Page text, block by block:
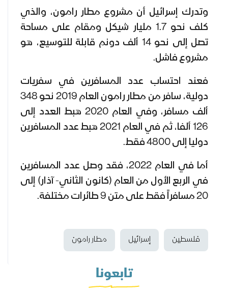
وتدرك إسرائيل أن مشروع مطار رامون، والذي
كلف نحو 1.7 مليار شيكل ومقام على مساحة
تصل إلى نحو 14 ألف دونم قابلة للتوسيع، هو
مشروع فاشل.
فعند احتساب عدد المسافرين في سفريات
دولية، سافر من مطار رامون العام 2019 نحو 348
ألف مسافر، وفي العام 2020 هبط العدد إلى
126 ألفا، ثم في العام 2021 هبط عدد المسافرين
دوليا إلى 4800 فقط.
أما في العام 2022، فقد وصل عدد المسافرين
في الربع الأول من العام (كانون الثاني- آذار) إلى
20 مسافراً فقط على متن 9 طائرات مختلفة.
فلسطين إسرائيل مطار رامون
تابعونا